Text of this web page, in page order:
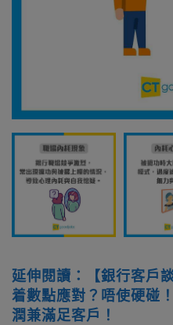
延伸閱讀：【銀行客戶
着數點應對？唔使硬碰
潤兼滿足客戶！